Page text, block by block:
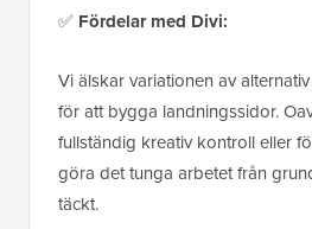
✅ Fördelar med Divi:
Vi älskar variationen av
för att bygga landningssidor.
fullständig kreativ kontroll eller
göra det tunga arbetet från
täckt.